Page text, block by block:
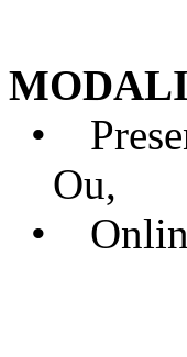
•
Ou,
•